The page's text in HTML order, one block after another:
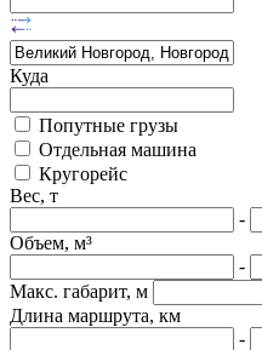
Куда
Попутные грузы
Отдельная машина
Кругорейс
Вес, т
-
Объем, м³
-
Макс. габарит, м
Длина маршрута, км
-